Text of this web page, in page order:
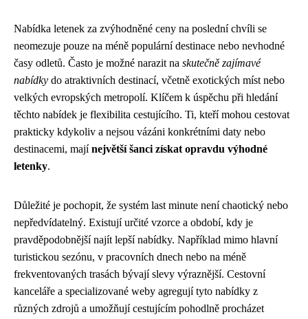
Nabídka letenek za zvýhodněné ceny na poslední chvíli se
neomezuje pouze na méně populární destinace nebo nevhodné
časy odletů. Často je možné narazit na skutečně zajímavé
nabídky do atraktivních destinací, včetně exotických míst nebo
velkých evropských metropolí. Klíčem k úspěchu při hledání
těchto nabídek je flexibilita cestujícího. Ti, kteří mohou cestovat
prakticky kdykoliv a nejsou vázáni konkrétními daty nebo
destinacemi, mají největší šanci získat opravdu výhodné
letenky.
Důležité je pochopit, že systém last minute není chaotický nebo
nepředvídatelný. Existují určité vzorce a období, kdy je
pravděpodobnější najít lepší nabídky. Například mimo hlavní
turistickou sezónu, v pracovních dnech nebo na méně
frekventovaných trasách bývají slevy výraznější. Cestovní
kanceláře a specializované weby agregují tyto nabídky z
různých zdrojů a umožňují cestujícím pohodlně procházet